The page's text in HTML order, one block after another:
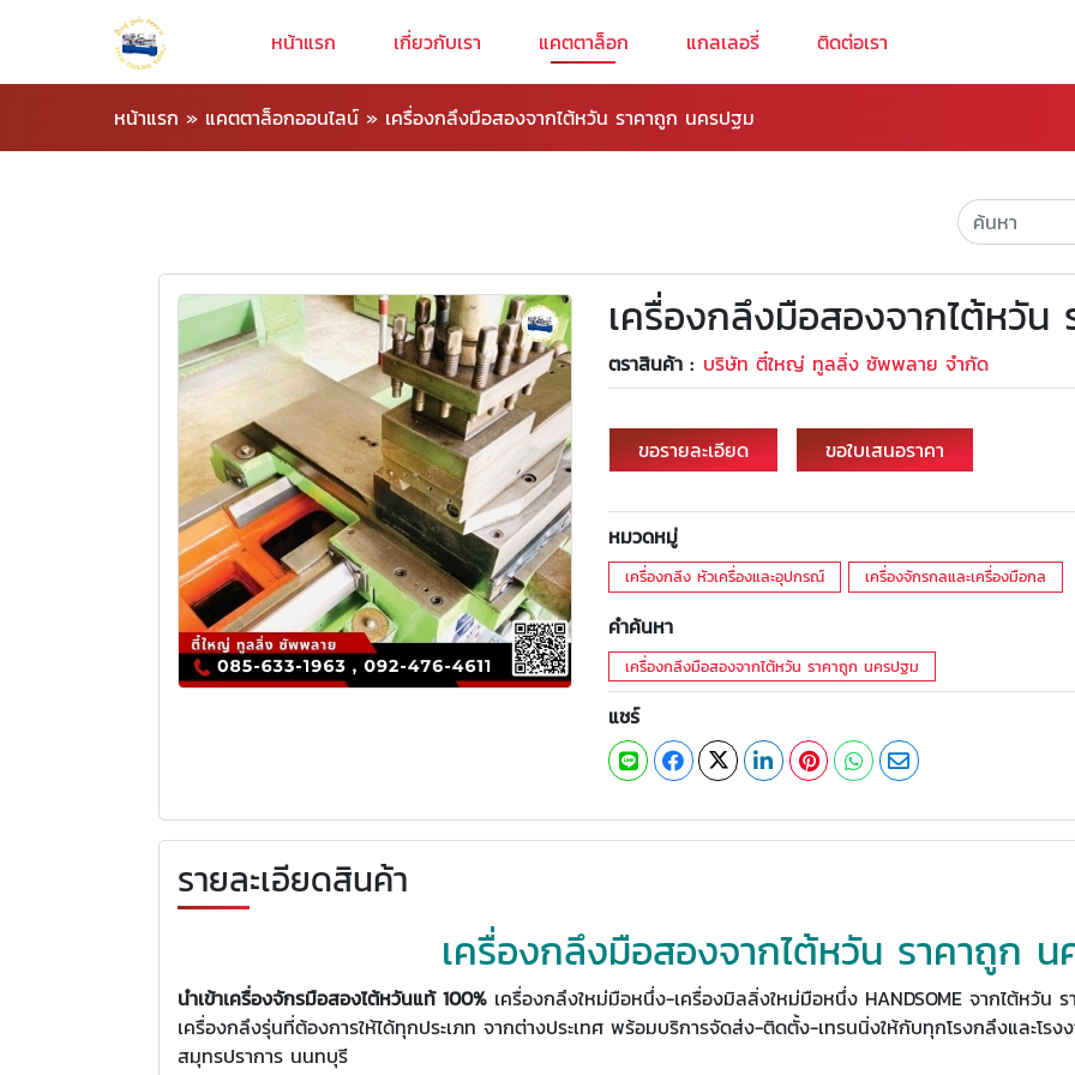
หน้าแรก เกี่ยวกับเรา แคตตาล็อก แกลเลอรี่ ติดต่อเรา
หน้าแรก » แคตตาล็อกออนไลน์ » เครื่องกลึงมือสองจากไต้หวัน ราคาถูก นครปฐม
เครื่องกลึงมือสองจากไต้หวั
ตราสินค้า : บริษัท ตี๋ใหญ่ ทูลลิ่ง ซัพพลาย จำกัด
ขอรายละเอียด ขอใบเสนอราคา
หมวดหมู่
เครื่องกลึง หัวเครื่องและอุปกรณ์ เครื่องจักรกลและเครื่องมือกล
คำค้นหา
เครื่องกลึงมือสองจากไต้หวัน ราคาถูก นครปฐม
แชร์
รายละเอียดสินค้า
เครื่องกลึงมือสองจากไต้หวัน ราคาถูก
นำเข้าเครื่องจักรมือสองไต้หวันแท้ 100% เครื่องกลึงใหม่มือหนึ่ง-เครื่องมิลลิ่งใหม่มือหนึ่ง HANDSOME จากไต้หวัน
เครื่องกลึงรุ่นที่ต้องการให้ได้ทุกประเภท จากต่างประเทศ พร้อมบริการจัดส่ง-ติดตั้ง-เทรนนิ่งให้กับทุกโรงกลึงและโร
สมุทรปราการ นนทบุรี